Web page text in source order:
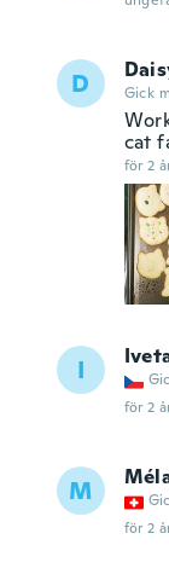
D Gick
cat
för 2
I
för 2
M
för 2